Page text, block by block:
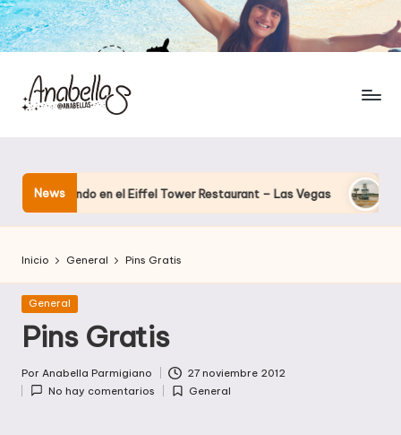
Newsen el Eiffel Tower Restaurant – Las Vegas El hotel
Inicio General Pins Gratis
Publicada
General
Pins Gratis
Publicado
por
Por Anabella Parmigiano
27 noviembre 2012
No hay comentarios
Publicada
General